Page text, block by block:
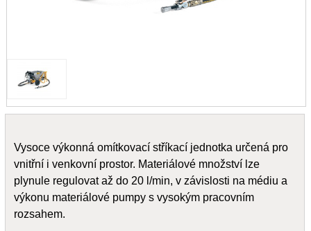
Vysoce výkonná omítkovací stříkací jednotka určená pro
vnitřní i venkovní prostor. Materiálové množství lze
plynule regulovat až do 20 l/min, v závislosti na médiu a
výkonu materiálové pumpy s vysokým pracovním
rozsahem.